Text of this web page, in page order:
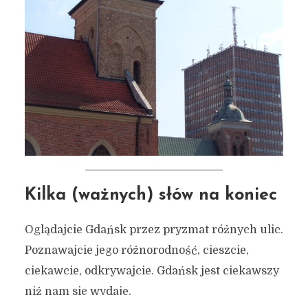
Kilka (ważnych) słów na koniec
Oglądajcie Gdańsk przez pryzmat różnych ulic.
Poznawajcie jego różnorodność, cieszcie,
ciekawcie, odkrywajcie. Gdańsk jest ciekawszy
niż nam się wydaje.